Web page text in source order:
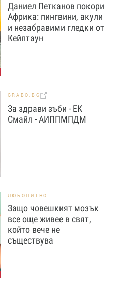
Даниел Петканов покори
Африка: пингвини, акули
и незабравими гледки от
Кейптаун
GRABO.BG
За здрави зъби - ЕК
Смайл - АИППМПДМ
ЛЮБОПИТНО
Защо човешкият мозък
все още живее в свят,
който вече не
съществува